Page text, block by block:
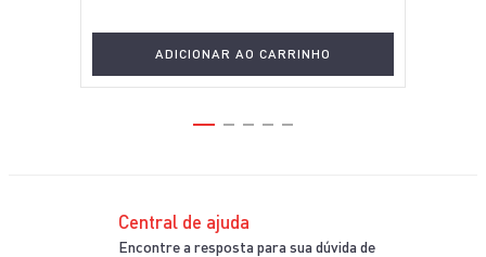
ADICIONAR AO CARRINHO
Central de ajuda
Encontre a resposta para sua dúvida de